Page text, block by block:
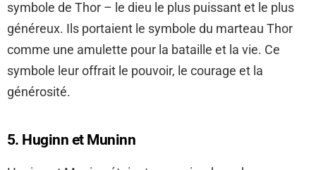
symbole de Thor – le dieu le plus puissant et le plus
généreux. Ils portaient le symbole du marteau Thor
comme une amulette pour la bataille et la vie. Ce
symbole leur offrait le pouvoir, le courage et la
générosité.
5. Huginn et Muninn